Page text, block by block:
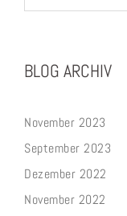
BLOG ARCHIV
November 2023
September 2023
Dezember 2022
November 2022